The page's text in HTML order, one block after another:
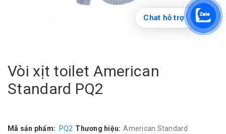
Vòi xịt toilet American
Standard PQ2
Mã sản phẩm: PQ2 Thương hiệu: American Standard
Chat hỗ trợ